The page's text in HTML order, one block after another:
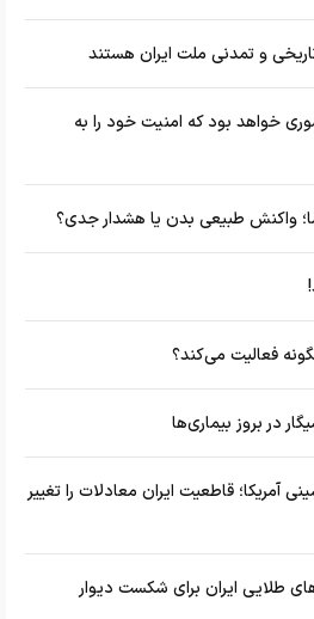
و تمدنی ملت ایران هستند
خواهد بود که امنیت خود را به
واکنش طبیعی بدن یا هشدار جدی؟
فعالیت می‌کند؟
در بروز بیماری‌ها
آمریکا؛ قاطعیت ایران معادلات را تغییر
طلایی ایران برای شکست دیوار